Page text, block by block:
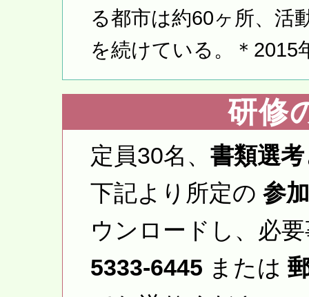
る都市は約60ヶ所、活
を続けている。＊
研修
定員30名、 書類選考
下記より所定の 参
ウンロードし、必
5333-6445 または